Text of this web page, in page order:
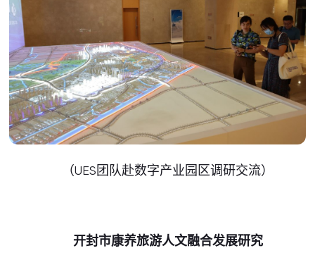
（UES团队赴数字产业园区调研交流）
开封市康养旅游人文融合发展研究